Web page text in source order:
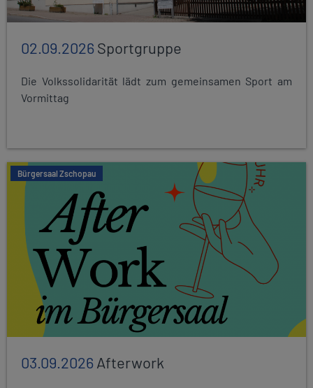
02.09.2026Sportgruppe
Die Volkssolidarität lädt zum gemeinsamen Sport am
Vormittag
Bürgersaal Zschopau
03.09.2026Afterwork